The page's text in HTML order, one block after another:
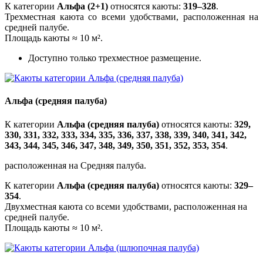
К категории Альфа (2+1) относятся каюты: 319–328.
Трехместная каюта со всеми удобствами, расположенная на
средней палубе.
Площадь каюты ≈ 10 м².
Доступно только трехместное размещение.
Альфа (средняя палуба)
К категории Альфа (средняя палуба) относятся каюты: 329,
330, 331, 332, 333, 334, 335, 336, 337, 338, 339, 340, 341, 342,
343, 344, 345, 346, 347, 348, 349, 350, 351, 352, 353, 354.
расположенная на Средняя палуба.
К категории Альфа (средняя палуба) относятся каюты: 329–
354.
Двухместная каюта со всеми удобствами, расположенная на
средней палубе.
Площадь каюты ≈ 10 м².